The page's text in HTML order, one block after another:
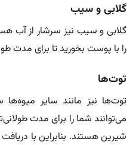
گلابی و سیب
گلابی و سیب نیز سرشار از آب
را با پوست بخورید تا برای مدت
توت‌ها
توت‌ها نیز مانند سایر
می‌توانند شما را برای مدت
شیرین هستند. بنابراین با